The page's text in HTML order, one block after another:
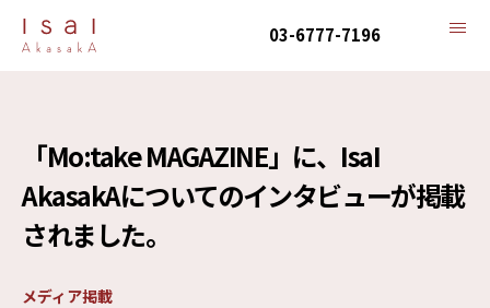
03-6777-7196
「Mo:take MAGAZINE」に、IsaI
AkasakAについてのインタビューが掲載
されました。
メディア掲載